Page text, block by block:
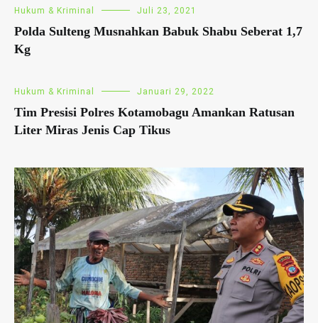
Hukum & Kriminal Juli 23, 2021
Polda Sulteng Musnahkan Babuk Shabu Seberat 1,7
Kg
Hukum & Kriminal Januari 29, 2022
Tim Presisi Polres Kotamobagu Amankan Ratusan
Liter Miras Jenis Cap Tikus